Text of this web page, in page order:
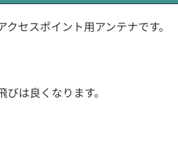
セスポイント用アンテナです。
は良くなります。